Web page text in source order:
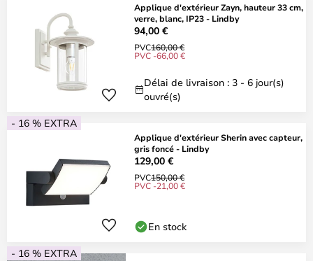
Applique d'extérieur Zayn, hauteur 33 cm,
verre, blanc, IP23 - Lindby
94,00 €
PVC160,00 €
PVC -66,00 €
Délai de livraison : 3 - 6 jour(s)
ouvré(s)
- 16 % EXTRA
Applique d'extérieur Sherin avec capteur,
gris foncé - Lindby
129,00 €
PVC150,00 €
PVC -21,00 €
En stock
- 16 % EXTRA